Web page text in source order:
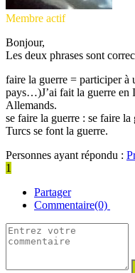
Membre actif
Bonjour,
Les deux phrases sont
faire la guerre = participer à
pays…)J’ai fait la guerre en
Allemands.
se faire la guerre : se faire
Turcs se font la guerre.
Personnes ayant répondu :
1
Partager
Commentaire(0)